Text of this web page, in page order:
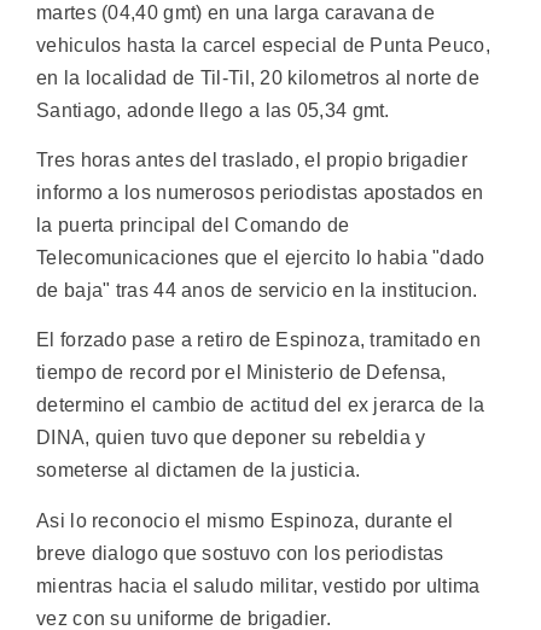
martes (04,40 gmt) en una larga caravana de
vehiculos hasta la carcel especial de Punta Peuco,
en la localidad de Til-Til, 20 kilometros al norte de
Santiago, adonde llego a las 05,34 gmt.
Tres horas antes del traslado, el propio brigadier
informo a los numerosos periodistas apostados en
la puerta principal del Comando de
Telecomunicaciones que el ejercito lo habia "dado
de baja" tras 44 anos de servicio en la institucion.
El forzado pase a retiro de Espinoza, tramitado en
tiempo de record por el Ministerio de Defensa,
determino el cambio de actitud del ex jerarca de la
DINA, quien tuvo que deponer su rebeldia y
someterse al dictamen de la justicia.
Asi lo reconocio el mismo Espinoza, durante el
breve dialogo que sostuvo con los periodistas
mientras hacia el saludo militar, vestido por ultima
vez con su uniforme de brigadier.